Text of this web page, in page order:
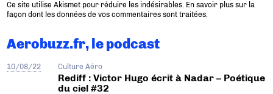
Ce site utilise Akismet pour réduire les indésirables. En savoir plus sur la
façon dont les données de vos commentaires sont traitées.
Aerobuzz.fr, le podcast
10/08/22 Culture Aéro
Rediff : Victor Hugo écrit à Nadar – Poétique
du ciel #32